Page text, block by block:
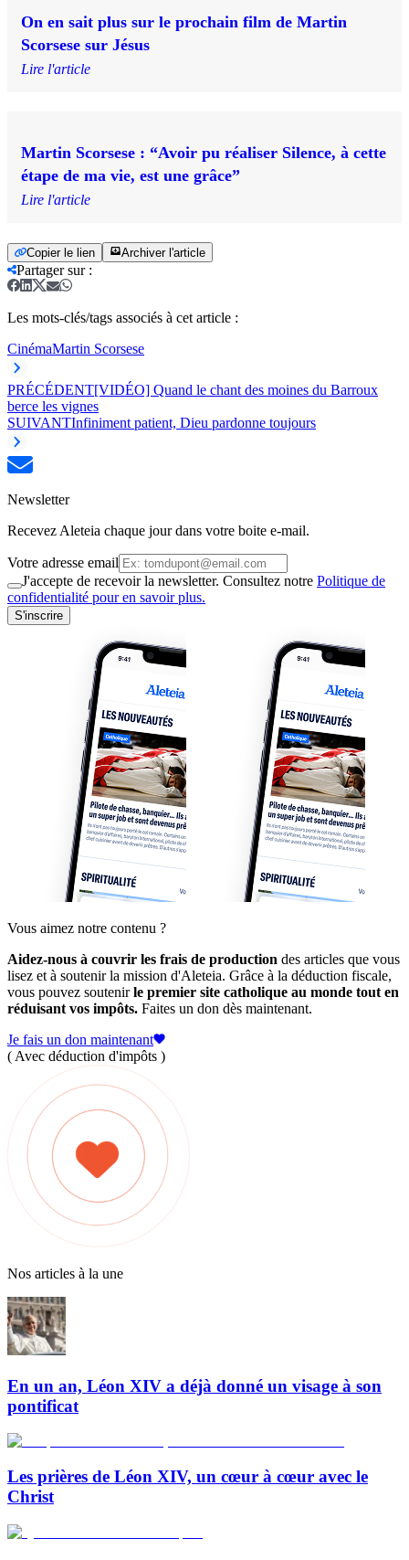
On en sait plus sur le prochain film de Martin
Scorsese sur Jésus
Lire l'article
Martin Scorsese : “Avoir pu réaliser Silence, à cette
étape de ma vie, est une grâce”
Lire l'article
Copier le lien Archiver l'article
Partager sur:
Les mots-clés/tags associés à cet article :
CinémaMartin Scorsese
PRÉCÉDENT[VIDÉO] Quand le chant des moines du Barroux
berce les vignes
SUIVANTInfiniment patient, Dieu pardonne toujours
Newsletter
Recevez Aleteia chaque jour dans votre boite e-mail.
Votre adresse email
J'accepte de recevoir la newsletter. Consultez notre Politique de
confidentialité pour en savoir plus.
S'inscrire
Vous aimez notre contenu ?
Aidez-nous à couvrir les frais de production des articles que vous
lisez et à soutenir la mission d'Aleteia. Grâce à la déduction fiscale,
vous pouvez soutenirle premier site catholique au monde tout en
réduisant vos impôts. Faites un don dès maintenant.
Je fais un don maintenant
( Avec déduction d'impôts )
Nos articles à la une
En un an, Léon XIV a déjà donné un visage à son
pontificat
Les prières de Léon XIV, un cœur à cœur avec le
Christ